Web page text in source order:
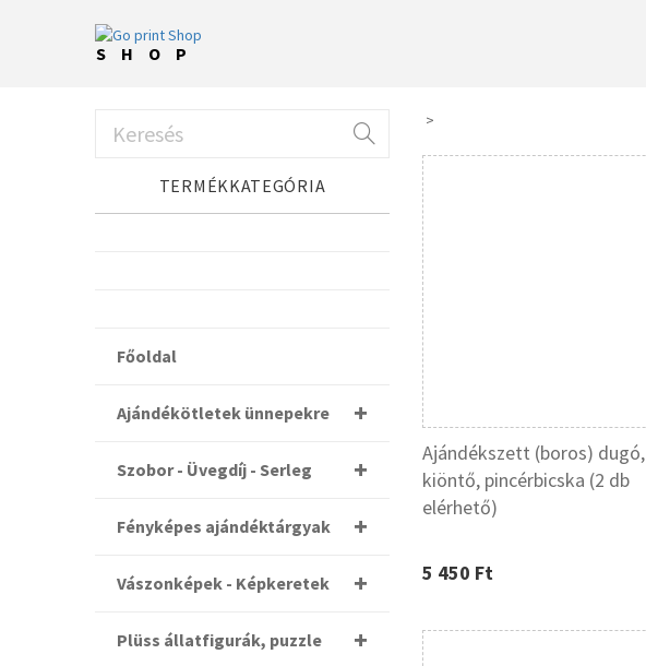
SHOP
TERMÉKKATEGÓRIA
Főoldal
Ajándékötletek ünnepekre
Szobor - Üvegdíj - Serleg
Fényképes ajándéktárgyak
Vászonképek - Képkeretek
Plüss állatfigurák, puzzle
Ajándékszett (boros) dugó,
kiöntő, pincérbicska (2 db
elérhető)
5 450 Ft